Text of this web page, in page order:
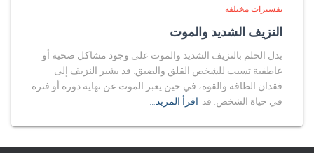
تفسيرات مختلفة
النزيف الشديد والموت
يدل الحلم بالنزيف الشديد والموت على وجود مشاكل صحية أو
عاطفية تسبب للشخص القلق والضيق. قد يشير النزيف إلى
فقدان الطاقة والقوة، في حين يعبر الموت عن نهاية دورة أو فترة
في حياة الشخص. قد اقرأ المزيد…